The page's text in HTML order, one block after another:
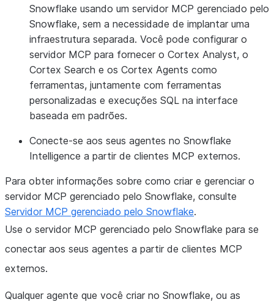
Snowflake usando um servidor MCP gerenciado pelo
Snowflake, sem a necessidade de implantar uma
infraestrutura separada. Você pode configurar o
servidor MCP para fornecer o Cortex Analyst, o
Cortex Search e os Cortex Agents como
ferramentas, juntamente com ferramentas
personalizadas e execuções SQL na interface
baseada em padrões.
Conecte-se aos seus agentes no Snowflake
Intelligence a partir de clientes MCP externos.
Para obter informações sobre como criar e gerenciar o
servidor MCP gerenciado pelo Snowflake, consulte
Servidor MCP gerenciado pelo Snowflake.
Use o servidor MCP gerenciado pelo Snowflake para se
conectar aos seus agentes a partir de clientes MCP
externos.
Qualquer agente que você criar no Snowflake, ou as